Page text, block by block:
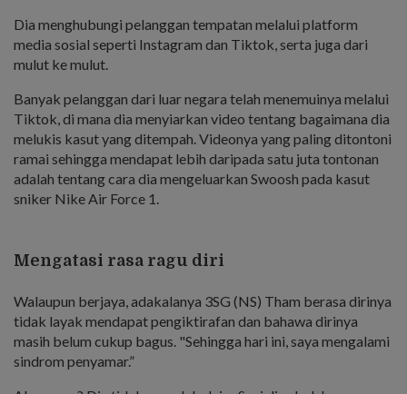
Dia menghubungi pelanggan tempatan melalui platform
media sosial seperti Instagram dan Tiktok, serta juga dari
mulut ke mulut.
Banyak pelanggan dari luar negara telah menemuinya melalui
Tiktok, di mana dia menyiarkan video tentang bagaimana dia
melukis kasut yang ditempah. Videonya yang paling ditontoni
ramai sehingga mendapat lebih daripada satu juta tontonan
adalah tentang cara dia mengeluarkan Swoosh pada kasut
sniker Nike Air Force 1.
Mengatasi rasa ragu diri
Walaupun berjaya, adakalanya 3SG (NS) Tham berasa dirinya
tidak layak mendapat pengiktirafan dan bahawa dirinya
masih belum cukup bagus. "Sehingga hari ini, saya mengalami
sindrom penyamar.”